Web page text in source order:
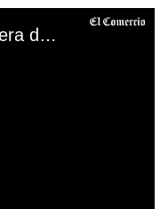
10 países ya aplican tercera dosis de vacuna contra la COVID-19